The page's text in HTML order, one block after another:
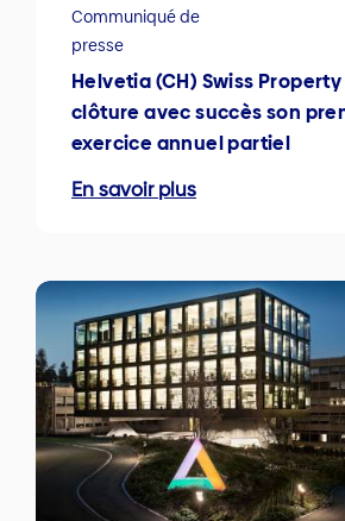
Communiqué de
presse
Helvetia (CH) Swiss
clôture avec succès son
exercice annuel partiel
En savoir plus